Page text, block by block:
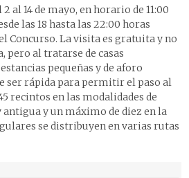
al 14 de mayo, en horario de 11:00
las 18 hasta las 22:00 horas
Concurso. La visita es gratuita y no
pero al tratarse de casas
pequeñas y de aforo
ser rápida para permitir el paso al
recintos en las modalidades de
y un máximo de diez en la
se distribuyen en varias rutas